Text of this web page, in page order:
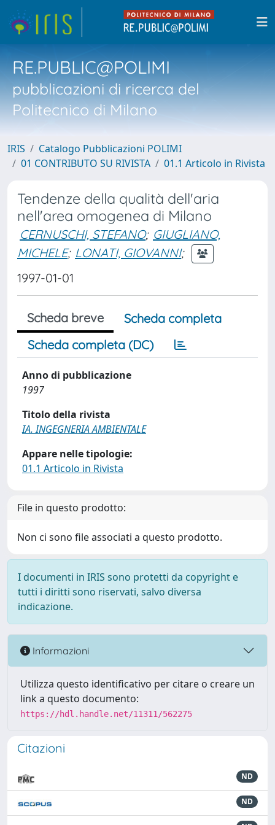
RE.PUBLIC@POLIMI
pubblicazioni di ricerca del
Politecnico di Milano
IRIS
Catalogo Pubblicazioni POLIMI
01 CONTRIBUTO SU RIVISTA
01.1 Articolo in Rivista
Tendenze della qualità dell'aria
nell'area omogenea di Milano
CERNUSCHI, STEFANO; GIUGLIANO,
MICHELE; LONATI, GIOVANNI;
1997-01-01
Scheda breve
Scheda completa
Scheda completa (DC)
Anno di pubblicazione
1997
Titolo della rivista
IA. INGEGNERIA AMBIENTALE
Appare nelle tipologie:
01.1 Articolo in Rivista
File in questo prodotto:
Non ci sono file associati a questo prodotto.
I documenti in IRIS sono protetti da copyright e
tutti i diritti sono riservati, salvo diversa
indicazione.
Informazioni
Utilizza questo identificativo per citare o creare un
link a questo documento:
https://hdl.handle.net/11311/562275
Citazioni
ND
ND